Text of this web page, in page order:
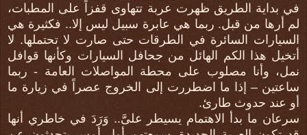
في بداية الطريق ظهرت عربة تتهاوى قفزاً على المطبات،
لم أرها من قبل. ربما هي عابرة سبيل ليس إلا.. فكثيرة هي
السيارات السائرة في الطرقات حتى صارت لا تحتملها. لا
أتخيل هذا الكم الهائل من جحافل السيارات وكأنها قوافل
نمل، وأنا مصلوب على محطة المواصلات العامة - ربما
ساعتين – إذا ما اضطررت إلى الخروج عصراً في زيارة ما
أو عند حدوث طارئ.
سرعان ما بدأ الاهتمام يسيطر علىَّ.. وَرَدَ في خاطري أنها